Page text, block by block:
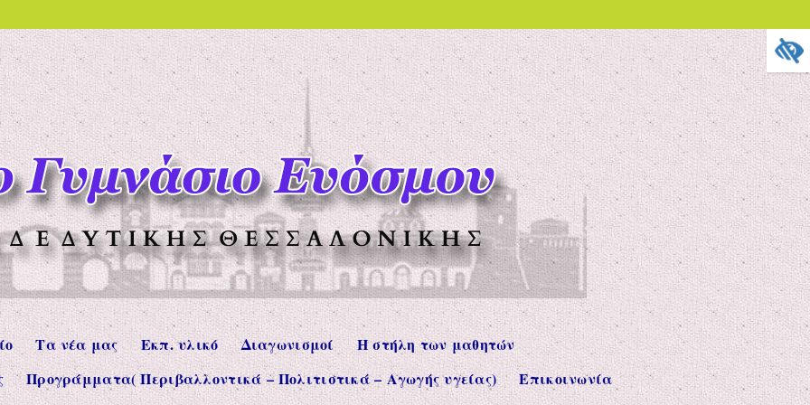
Ευόσμου
Δ/ΝΣΗ Β'ΘΜΙΑΣ ΕΚΠΑΊΔΕΥΣΗΣ ΔΥΤΙΚΉΣ ΘΕΣΣΑΛΟΝΊΚΗΣ
Τα νέα μας Εκπ. υλικό Διαγωνισμοί
Η στήλη των μαθητών
Προγράμματα( Περιβαλλοντικά – Πολιτιστικά – Αγωγής υγείας)
Επικοινωνία